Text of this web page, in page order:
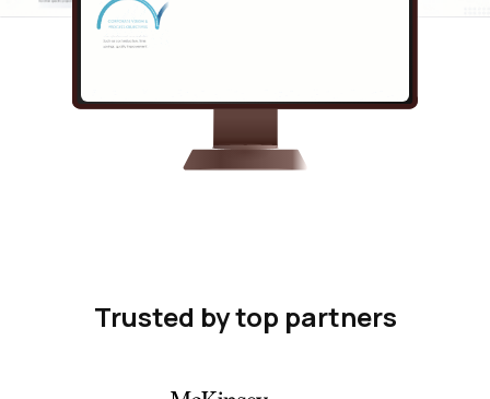
Trusted by top partners